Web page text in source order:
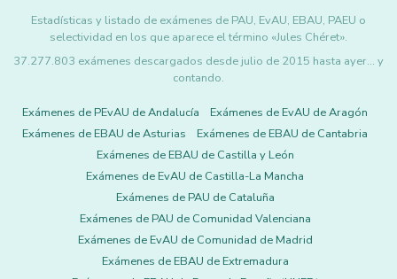
Estadísticas y listado de exámenes de PAU, EvAU, EBAU, PAEU o
selectividad en los que aparece el término «Jules Chéret».
37.277.803 exámenes descargados desde julio de 2015 hasta ayer... y
contando.
Exámenes de PEvAU de Andalucía
Exámenes de EvAU de Aragón
Exámenes de EBAU de Asturias
Exámenes de EBAU de Cantabria
Exámenes de EBAU de Castilla y León
Exámenes de EvAU de Castilla-La Mancha
Exámenes de PAU de Cataluña
Exámenes de PAU de Comunidad Valenciana
Exámenes de EvAU de Comunidad de Madrid
Exámenes de EBAU de Extremadura